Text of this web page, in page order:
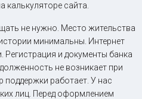
калькуляторе сайта.
не нужно. Место жительства
минимальны. Интернет
и документы банка
не возникает при
поддержки работает. У нас
лиц. Перед оформлением